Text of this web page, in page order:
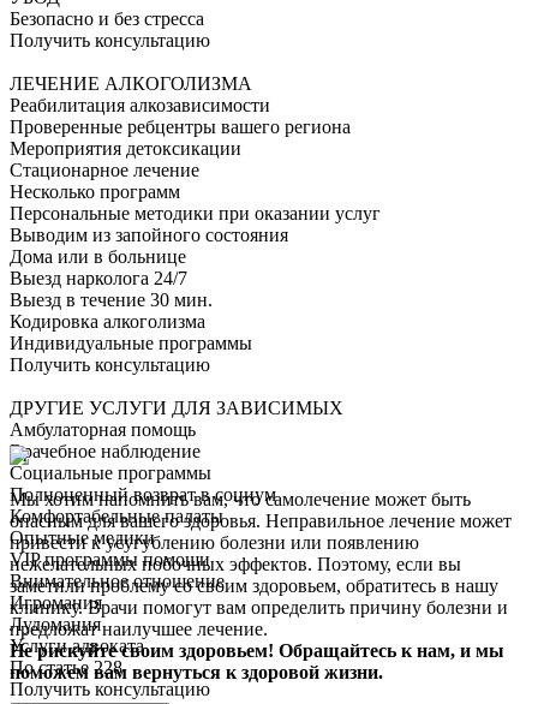
Безопасно и без стресса
Получить консультацию
ЛЕЧЕНИЕ АЛКОГОЛИЗМА
Реабилитация алкозависимости
Проверенные ребцентры вашего региона
Мероприятия детоксикации
Стационарное лечение
Несколько программ
Персональные методики при оказании услуг
Выводим из запойного состояния
Дома или в больнице
Выезд нарколога 24/7
Выезд в течение 30 мин.
Кодировка алкоголизма
Индивидуальные программы
Получить консультацию
ДРУГИЕ УСЛУГИ ДЛЯ ЗАВИСИМЫХ
Амбулаторная помощь
Врачебное наблюдение
Социальные программы
Полноценный возврат в социум
Комфортабельные палаты
Опытные медики
VIP программы помощи
Внимательное отношение
Игромания
Лудомания
Услуги адвоката
По статье 228
Получить консультацию
Мы хотим напомнить вам, что самолечение может быть
опасным для вашего здоровья. Неправильное лечение может
привести к усугублению болезни или появлению
нежелательных побочных эффектов. Поэтому, если вы
заметили проблему со своим здоровьем, обратитесь в нашу
клинику. Врачи помогут вам определить причину болезни и
предложат наилучшее лечение.
Не рискуйте своим здоровьем! Обращайтесь к нам, и мы
поможем вам вернуться к здоровой жизни.